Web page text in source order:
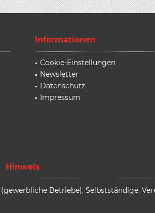
Informationen
Cookie-Einstellungen
Newsletter
Datenschutz
Impressum
Hinweis
Betriebe), Selbstständige,